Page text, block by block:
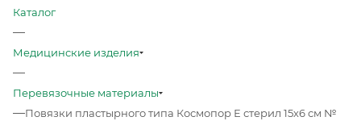
Каталог
—
Медицинские изделия
—
Перевязочные материалы
—Повязки пластырного типа Космопор Е стерил 15х6 см №